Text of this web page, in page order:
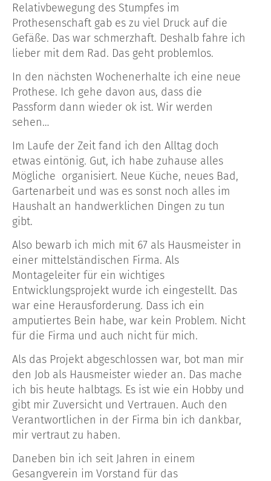
Relativbewegung des Stumpfes im
Prothesenschaft gab es zu viel Druck auf die
Gefäße. Das war schmerzhaft. Deshalb fahre ich
lieber mit dem Rad. Das geht problemlos.
In den nächsten Wochenerhalte ich eine neue
Prothese. Ich gehe davon aus, dass die
Passform dann wieder ok ist. Wir werden
sehen…
Im Laufe der Zeit fand ich den Alltag doch
etwas eintönig. Gut, ich habe zuhause alles
Mögliche organisiert. Neue Küche, neues Bad,
Gartenarbeit und was es sonst noch alles im
Haushalt an handwerklichen Dingen zu tun
gibt.
Also bewarb ich mich mit 67 als Hausmeister in
einer mittelständischen Firma. Als
Montageleiter für ein wichtiges
Entwicklungsprojekt wurde ich eingestellt. Das
war eine Herausforderung. Dass ich ein
amputiertes Bein habe, war kein Problem. Nicht
für die Firma und auch nicht für mich.
Als das Projekt abgeschlossen war, bot man mir
den Job als Hausmeister wieder an. Das mache
ich bis heute halbtags. Es ist wie ein Hobby und
gibt mir Zuversicht und Vertrauen. Auch den
Verantwortlichen in der Firma bin ich dankbar,
mir vertraut zu haben.
Daneben bin ich seit Jahren in einem
Gesangverein im Vorstand für das